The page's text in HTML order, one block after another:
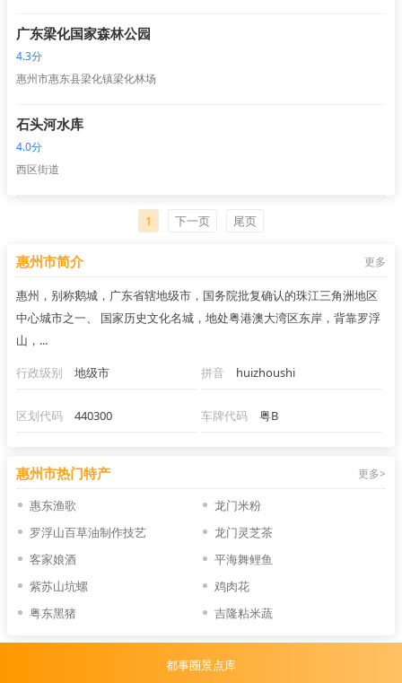
广东梁化国家森林公园
4.3分
惠州市惠东县梁化镇梁化林场
石头河水库
4.0分
西区街道
1 下一页 尾页
惠州市简介 更多
惠州，别称鹅城，广东省辖地级市，国务院批复确认的珠江三角洲地区
中心城市之一、 国家历史文化名城，地处粤港澳大湾区东岸，背靠罗浮
山，...
行政级别
地级市 拼音 huizhoushi
区划代码 440300 车牌代码 粤B
惠州市热门特产 更多>
惠东渔歌
龙门米粉
罗浮山百草油制作技艺
龙门灵芝茶
客家娘酒
平海舞鲤鱼
紫苏山坑螺
鸡肉花
粤东黑猪
吉隆粘米蔬
都事圈景点库